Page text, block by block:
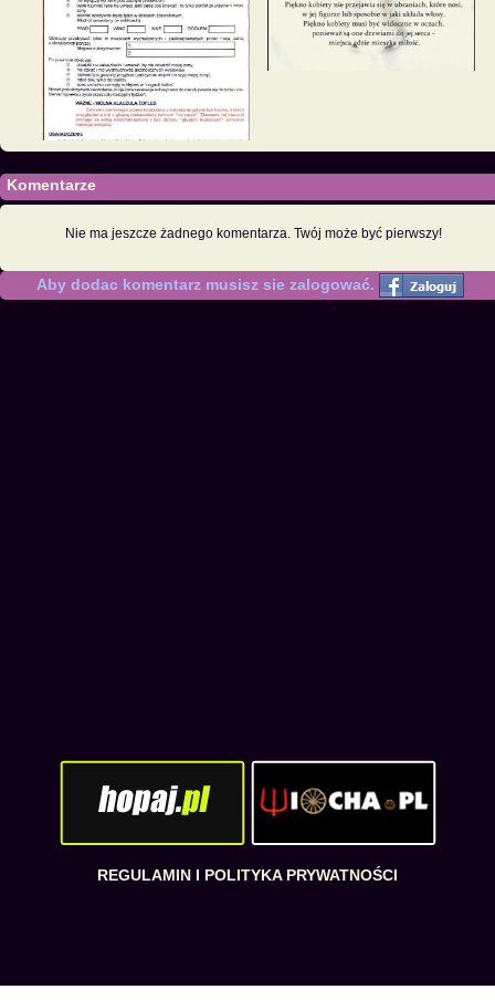
Komentarze
Nie ma jeszcze żadnego komentarza. Twój może być pierwszy!
Aby dodac komentarz musisz sie zalogować.
REGULAMIN I POLITYKA PRYWATNOŚCI